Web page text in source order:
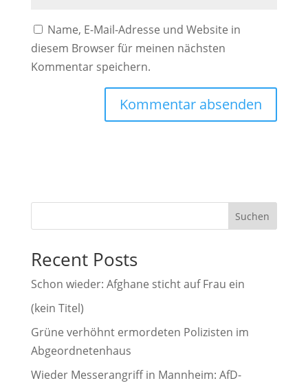
Name, E-Mail-Adresse und Website in
diesem Browser für meinen nächsten
Kommentar speichern.
r
t
i
e
:
Suchen
Recent Posts
Schon wieder: Afghane sticht auf Frau ein
(kein Titel)
Grüne verhöhnt ermordeten Polizisten im
Abgeordnetenhaus
Wieder Messerangriff in Mannheim: AfD-